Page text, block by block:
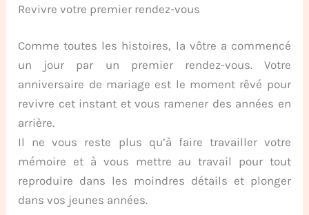
Revivre votre premier rendez-vous
Comme toutes les histoires, la vôtre a commencé
un jour par un premier rendez-vous. Votre
anniversaire de mariage est le moment rêvé pour
revivre cet instant et vous ramener des années en
arrière.
Il ne vous reste plus qu’à faire travailler votre
mémoire et à vous mettre au travail pour tout
reproduire dans les moindres détails et plonger
dans vos jeunes années.